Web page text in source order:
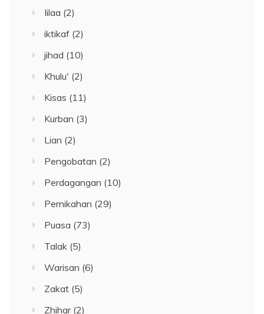
Iilaa (2)
iktikaf (2)
jihad (10)
Khulu' (2)
Kisas (11)
Kurban (3)
Lian (2)
Pengobatan (2)
Perdagangan (10)
Pernikahan (29)
Puasa (73)
Talak (5)
Warisan (6)
Zakat (5)
Zhihar(2)